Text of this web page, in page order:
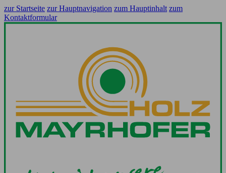
zur Startseite zur Hauptnavigation zum Hauptinhalt zum
Kontaktformular